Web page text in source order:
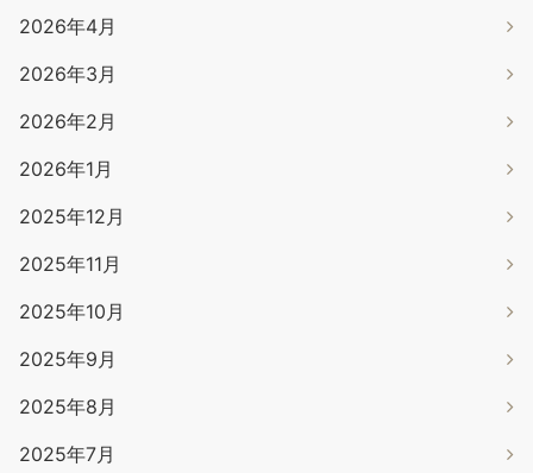
2026年4月
2026年3月
2026年2月
2026年1月
2025年12月
2025年11月
2025年10月
2025年9月
2025年8月
2025年7月